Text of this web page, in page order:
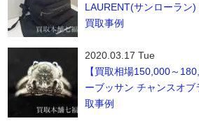
LAURENT(サンローラン
買取事例
2020.03.17 Tue
【買取相場150,000～
ーブッサン チャンスオ
取事例